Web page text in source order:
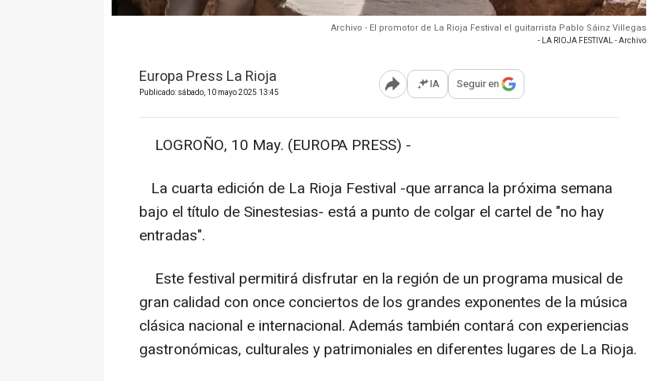
Archivo - El promotor de La Rioja Festival el guitarrista Pablo Sáinz Villegas
- LA RIOJA FESTIVAL - Archivo
Europa Press La Rioja
Publicado: sábado, 10 mayo 2025 13:45 Abrir opciones para compartir
IA Seguir en
LOGROÑO, 10 May. (EUROPA PRESS) -
La cuarta edición de La Rioja Festival -que arranca la próxima semana
bajo el título de Sinestesias- está a punto de colgar el cartel de "no hay
entradas".
Este festival permitirá disfrutar en la región de un programa musical de
gran calidad con once conciertos de los grandes exponentes de la música
clásica nacional e internacional. Además también contará con experiencias
gastronómicas, culturales y patrimoniales en diferentes lugares de La Rioja.